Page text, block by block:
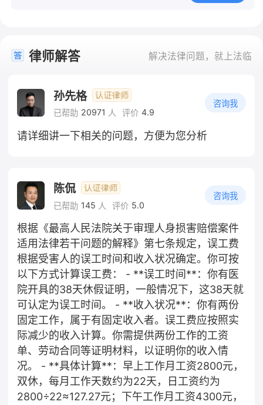
律师解答 解决法律问题，就上法临
孙先格
已帮助 20971 人 评价 4.9
咨询我
请详细讲一下相关的问题，方便为您分析
陈侃
已帮助 145 人 评价 5.0
咨询我
根据《最高人民法院关于审理人身损害赔偿案件
适用法律若干问题的解释》第七条规定，误工费
根据受害人的误工时间和收入状况确定。你可按
以下方式计算误工费： - **误工时间**：你有医
院开具的38天休假证明，一般情况下，这38天就
可认定为误工时间。 - **收入状况**：你有两份
固定工作，属于有固定收入者。误工费应按照实
际减少的收入计算。你需提供两份工作的工资
单、劳动合同等证明材料，以证明你的收入情
况。 - **具体计算**：早上工作月工资2800元，
双休，每月工作天数约为22天，日工资约为
2800÷22≈127.27元；下午工作月工资4300元，